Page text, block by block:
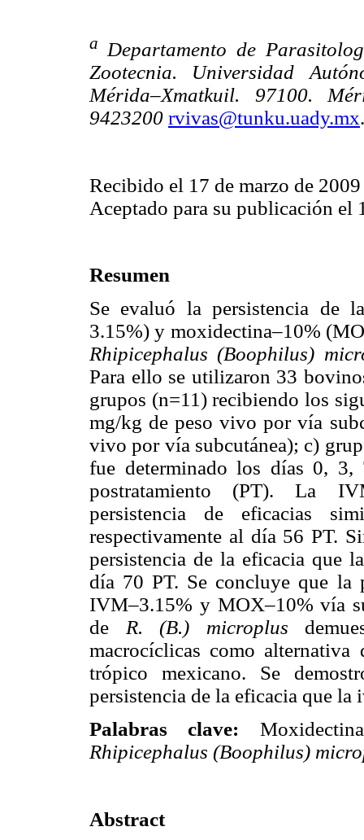
a Departamento de
Zootecnia. Universidad
Mérida–Xmatkuil. 97100.
9423200 rvivas@tunku.uady.mx
Recibido el 17 de marzo de 2009
Aceptado para su publicación el
Resumen
Se evaluó la persistencia de
3.15%) y moxidectina–10%
Rhipicephalus (Boophilus)
Para ello se utilizaron 33
grupos (n=11) recibiendo los
mg/kg de peso vivo por vía
vivo por vía subcutánea); c)
fue determinado los días 0,
postratamiento (PT). La
persistencia de eficacias
respectivamente al día 56 PT.
persistencia de la eficacia
día 70 PT. Se concluye que la
IVM–3.15% y MOX–10% vía
de R. (B.) microplus
macrocíclicas como
trópico mexicano. Se
persistencia de la eficacia que la
Palabras clave:
Rhipicephalus (Boophilus)
Abstract